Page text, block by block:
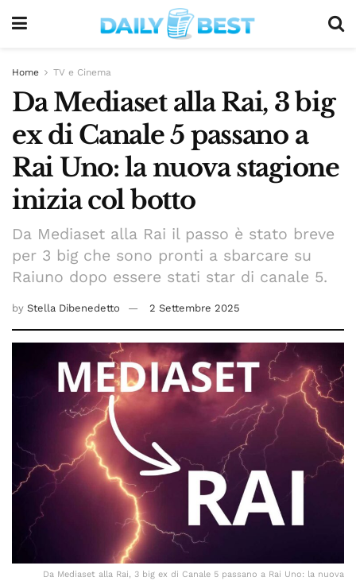
Home TV e Cinema
Da Mediaset alla Rai, 3 big
ex di Canale 5 passano a
Rai Uno: la nuova stagione
inizia col botto
Da Mediaset alla Rai il passo è stato breve
per 3 big che sono pronti a sbarcare su
Raiuno dopo essere stati star di canale 5.
by Stella Dibenedetto 2 Settembre 2025
Da Mediaset alla Rai, 3 big ex di Canale 5 passano a Rai Uno: la nuova